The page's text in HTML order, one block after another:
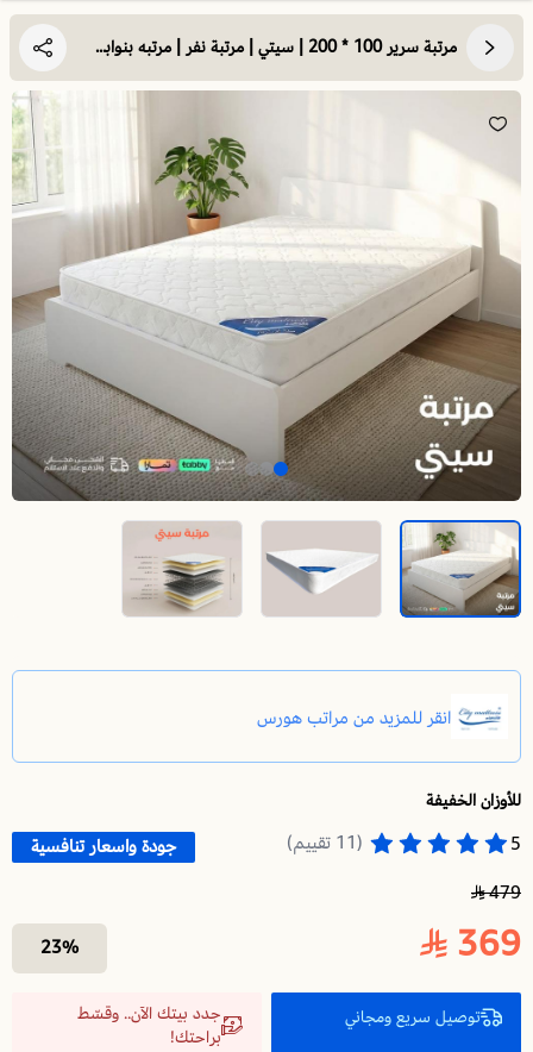
مرتبة سرير 100 * 200 | سيتي | مرتبة نفر | مرتبه بنوابض | تحقق لك استرخاء ونوم مريح وهادئ
مرتبة سرير 100 * 200 | سيتي | مرتبة نفر | مرتبه بنوابض | تحقق لك استرخاء ونوم مريح وهادئ
للأوزان الخفيفة
5 (11 تقييم)
جودة واسعار تنافسية
479
369
23%
توصيل سريع ومجاني
جدد بيتك الآن.. وقسّط
براحتك!